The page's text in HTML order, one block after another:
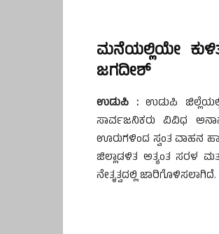
ಮನೆಯಲ್ಲಿಯೇ
ಜಗದೀಶ್
ಉಡುಪಿ :ಉಡುಪಿ ಜಿಲ್ಲೆಯಲ್ಲಿ
ಸಾರ್ವಜನಿಕರು ವಿವಿಧ
ಊರುಗಳಿಂದ ಸ್ವಂತ ವಾಹನ
ಜಿಲ್ಲಾಡಳಿತ ಅತ್ಯಂತ ಸರಳ
ನೇತೃತ್ವದಲ್ಲಿ ಜಾರಿಗೊಳಿಸಲಾಗಿದೆ.